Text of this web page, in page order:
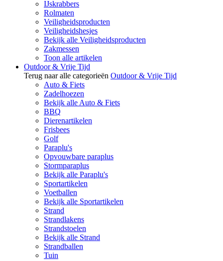
IJskrabbers
Rolmaten
Veiligheidsproducten
Veiligheidshesjes
Bekijk alle Veiligheidsproducten
Zakmessen
Toon alle artikelen
Outdoor & Vrije Tijd
Terug naar alle categorieën Outdoor & Vrije Tijd
Auto & Fiets
Zadelhoezen
Bekijk alle Auto & Fiets
BBQ
Dierenartikelen
Frisbees
Golf
Paraplu's
Opvouwbare paraplus
Stormparaplus
Bekijk alle Paraplu's
Sportartikelen
Voetballen
Bekijk alle Sportartikelen
Strand
Strandlakens
Strandstoelen
Bekijk alle Strand
Strandballen
Tuin